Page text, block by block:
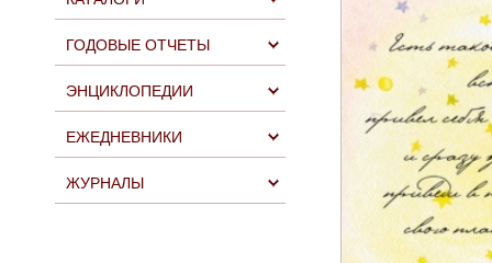
ГОДОВЫЕ ОТЧЕТЫ
ЭНЦИКЛОПЕДИИ
ЕЖЕДНЕВНИКИ
ЖУРНАЛЫ